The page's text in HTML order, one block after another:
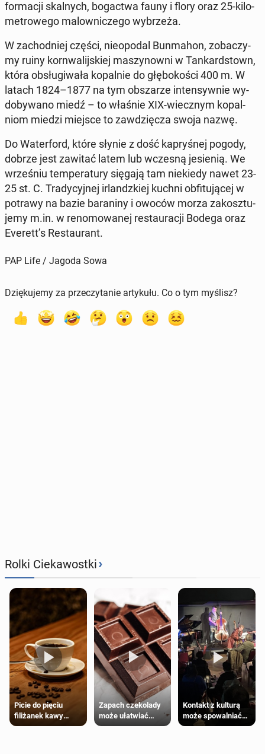
for­ma­cji skal­nych, bo­gac­twa fauny i flory oraz 25-ki­lo­
me­tro­we­go ma­low­ni­cze­go wy­brze­ża.
W za­chod­niej części, nie­opo­dal Bun­ma­hon, zo­ba­czy­
my ruiny korn­wa­lij­skiej ma­szy­now­ni w Tan­kard­stown,
która ob­słu­gi­wa­ła ko­pal­nie do głę­bo­ko­ści 400 m. W
latach 1824–1877 na tym ob­sza­rze in­ten­syw­nie wy­
do­by­wa­no miedź – to właśnie XIX-wiecz­nym ko­pal­
niom miedzi miejsce to za­wdzię­cza swoja nazwę.
Do Wa­ter­ford, które słynie z dość ka­pry­śnej pogody,
dobrze jest zawitać latem lub wczesną je­sie­nią. We
wrze­śniu tem­pe­ra­tu­ry sięgają tam nie­kie­dy nawet 23-
25 st. C. Tra­dy­cyj­nej ir­landz­kiej kuchni ob­fi­tu­ją­cej w
potrawy na bazie ba­ra­ni­ny i owoców morza za­kosz­tu­
je­my m.in. w re­no­mo­wa­nej re­stau­ra­cji Bodega oraz
Everett’s Re­stau­rant.
PAP Life / Jagoda Sowa
Dziękujemy za przeczytanie artykułu. Co o tym myślisz?
Rolki Ciekawostki›
Picie do pięciu
filiżanek kawy
dziennie jest
Zapach czekolady
może ułatwiać
trening siłowy
Kontakt z kulturą
może spowalniać
starzenie